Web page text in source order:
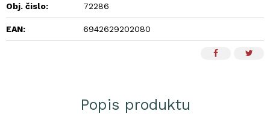
Obj. čislo: 72286
EAN: 6942629202080
Popis produktu